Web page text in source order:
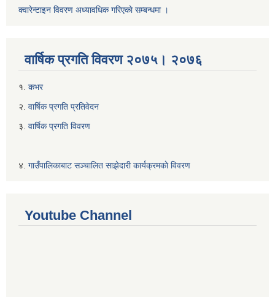
क्वारेन्टाइन विवरण अध्यावधिक गरिएकाे सम्बन्धमा ।
वार्षिक प्रगति विवरण २०७५। २०७६
१. कभर
२. वार्षिक प्रगति प्रतिवेदन
३. वार्षिक प्रगति विवरण
४. गाउँपालिकाबाट सञ्चालित साझेदारी कार्यक्रमकाे विवरण
Youtube Channel